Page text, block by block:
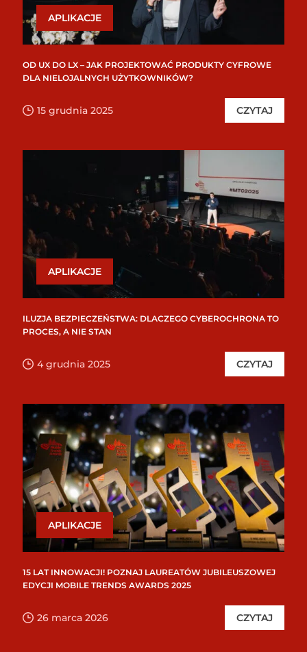
APLIKACJE
OD UX DO LX – JAK PROJEKTOWAĆ PRODUKTY CYFROWE
DLA NIELOJALNYCH UŻYTKOWNIKÓW?
15 grudnia 2025 CZYTAJ
APLIKACJE
ILUZJA BEZPIECZEŃSTWA: DLACZEGO CYBEROCHRONA TO
PROCES, A NIE STAN
4 grudnia 2025 CZYTAJ
APLIKACJE
15 LAT INNOWACJI! POZNAJ LAUREATÓW JUBILEUSZOWEJ
EDYCJI MOBILE TRENDS AWARDS 2025
26 marca 2026 CZYTAJ